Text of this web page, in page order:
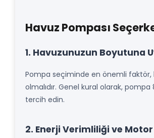
Havuz Pompası
1. Havuzunuzun Boyutuna
Pompa seçiminde en önemli
olmalıdır. Genel kural olarak,
tercih edin.
2. Enerji Verimliliği ve